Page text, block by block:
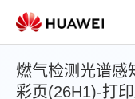
燃气检测光谱
彩页(26H1)-打